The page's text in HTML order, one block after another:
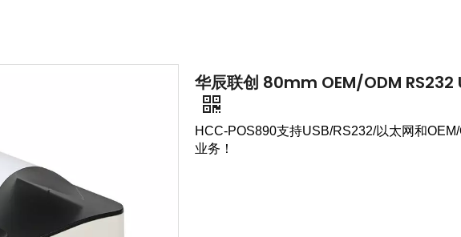
华辰联创 80mm OEM/ODM RS232
HCC-POS890支持USB/RS232/以太网和OEM/
业务！